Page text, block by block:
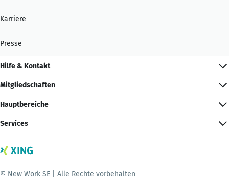
Karriere
Presse
Hilfe & Kontakt
Mitgliedschaften
Hauptbereiche
Services
© New Work SE | Alle Rechte vorbehalten